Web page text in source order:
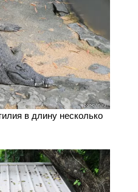
в длину несколько